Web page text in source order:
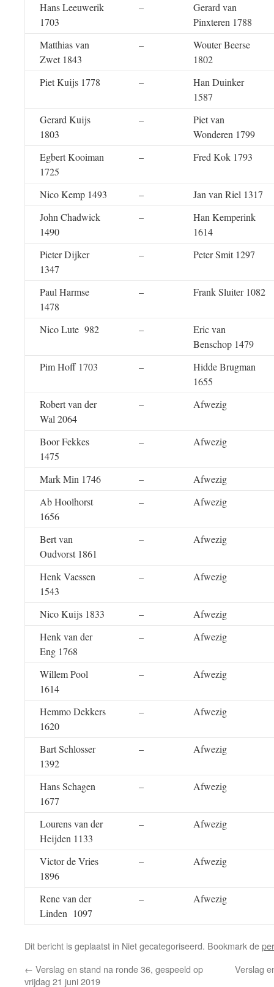
Hans Leeuwerik
1703
–
Gerard van
Pinxteren 1788
Matthias van
Zwet 1843
–
Wouter Beerse
1802
Piet Kuijs 1778
–
Han Duinker
1587
Gerard Kuijs
1803
–
Piet van
Wonderen 1799
Egbert Kooiman
1725
– Fred Kok 1793
Nico Kemp 1493 –
Jan van Riel 1317
John Chadwick
1490
–
Han Kemperink
1614
Pieter Dijker
1347
– Peter Smit 1297
Paul Harmse
1478
– Frank Sluiter 1082
Nico Lute 982 –
Eric van
Benschop 1479
Pim Hoff 1703
–
Hidde Brugman
1655
Robert van der
Wal 2064
– Afwezig
Boor Fekkes
1475
– Afwezig
Mark Min 1746 –
Afwezig
Ab Hoolhorst
1656
– Afwezig
Bert van
Oudvorst 1861
– Afwezig
Henk Vaessen
1543
– Afwezig
Nico Kuijs 1833 –
Afwezig
Henk van der
Eng 1768
– Afwezig
Willem Pool
1614
– Afwezig
Hemmo Dekkers
1620
– Afwezig
Bart Schlosser
1392
– Afwezig
Hans Schagen
1677
– Afwezig
Lourens van der
Heijden 1133
– Afwezig
Victor de Vries
1896
– Afwezig
Rene van der
Linden 1097
– Afwezig
Dit bericht is geplaatst in Niet gecategoriseerd. Bookmark de
← Verslag en stand na ronde 36, gespeeld op
vrijdag 21 juni 2019
Verslag